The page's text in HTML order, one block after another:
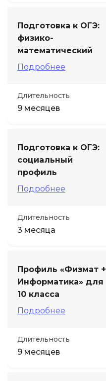
Подготовка к ОГЭ:
физико-
математический
Подробнее
Длительность
9 месяцев
Подготовка к ОГЭ:
социальный
профиль
Подробнее
Длительность
3 месяца
Профиль «Физмат +
Информатика» для
10 класса
Подробнее
Длительность
9 месяцев